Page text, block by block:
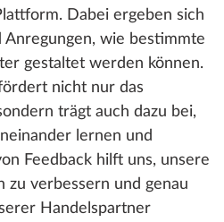
Dabei ergeben sich
wie bestimmte
gestaltet werden können.
nicht nur das
trägt auch dazu bei,
lernen und
Feedback hilft uns, unsere
zu verbessern und genau
Handelspartner